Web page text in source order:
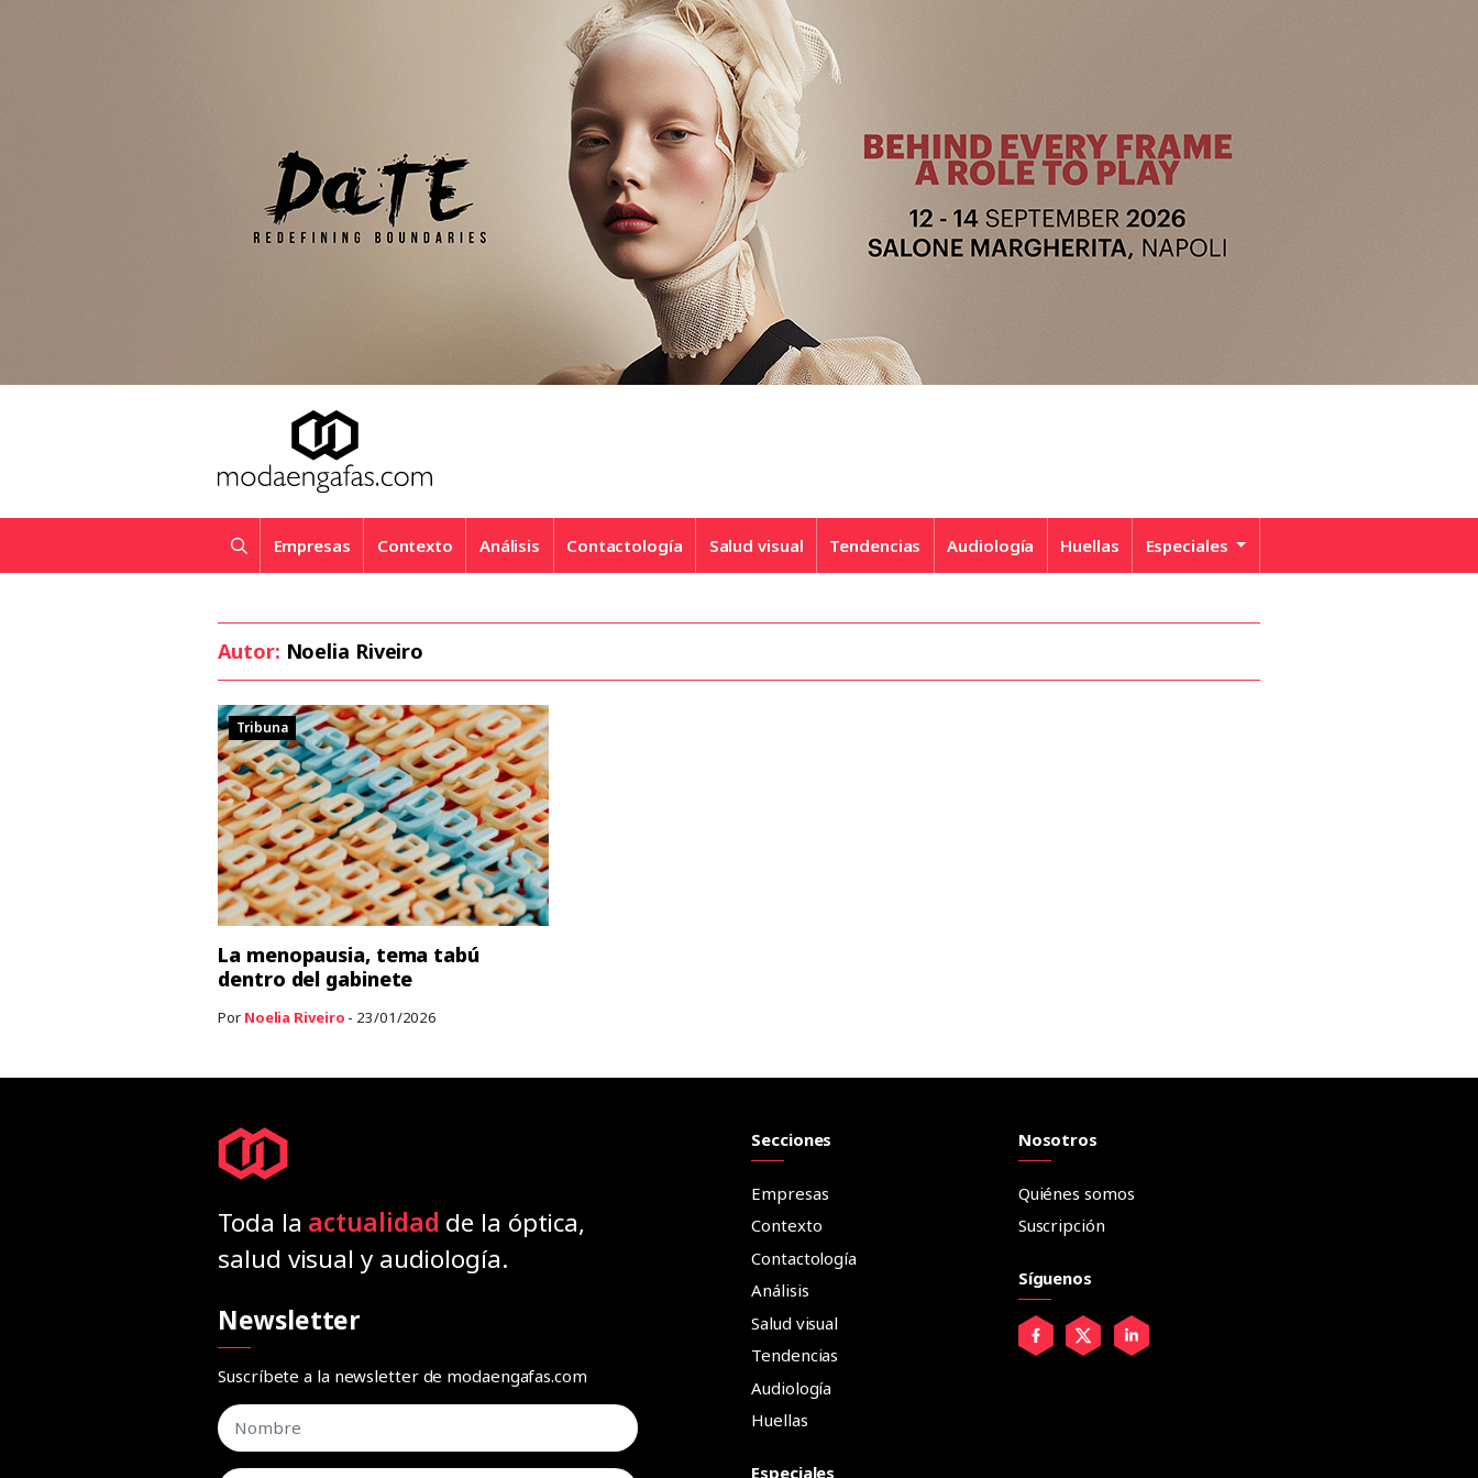
Empresas Contexto Análisis Contactología Salud visual Tendencias Audiología Huellas Especiales
Autor: Noelia Riveiro
Tribuna
La menopausia, tema tabú
dentro del gabinete
Por Noelia Riveiro - 23/01/2026
Toda la actualidad de la óptica,
salud visual y audiología.
Newsletter
Suscríbete a la newsletter de modaengafas.com
Secciones
Empresas
Contexto
Contactología
Análisis
Salud visual
Tendencias
Audiología
Huellas
Especiales
Nosotros
Quiénes somos
Suscripción
Síguenos